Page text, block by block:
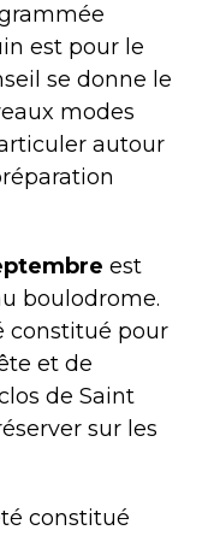
est pour le
se donne le
modes
autour
est
boulodrome.
constitué pour
et de
de Saint
sur les
constitué